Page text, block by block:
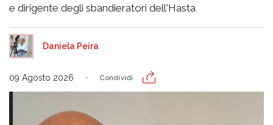
e dirigente degli sbandieratori dell'Hasta
Daniela Peira
09 Agosto 2026 Condividi